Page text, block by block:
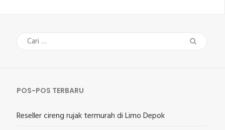
Cari
untuk:
POS-POS TERBARU
Reseller cireng rujak termurah di Limo Depok